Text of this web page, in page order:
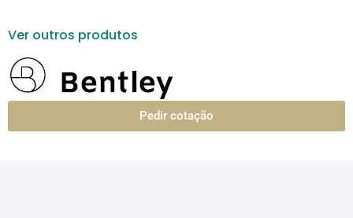
Ver outros produtos
Pedir cotação